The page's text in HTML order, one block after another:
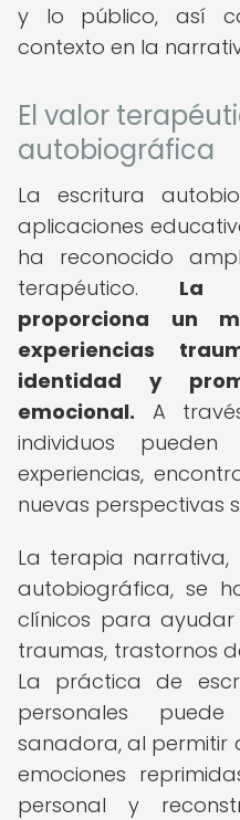
y lo público, así
contexto en la
El valor
autobiográfica
La escritura
aplicaciones
ha reconocido
terapéutico. La
proporciona un
experiencias
identidad y
emocional. A
individuos
experiencias,
nuevas perspectivas
La terapia
autobiográfica, se
clínicos para
traumas, trastornos
La práctica de
personales
sanadora, al permitir
emociones
personal y